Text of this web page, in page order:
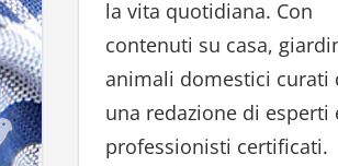
r
:
la vita quotidiana. Con
contenuti su casa,
animali domestici curati
una redazione di esperti
professionisti certificati.